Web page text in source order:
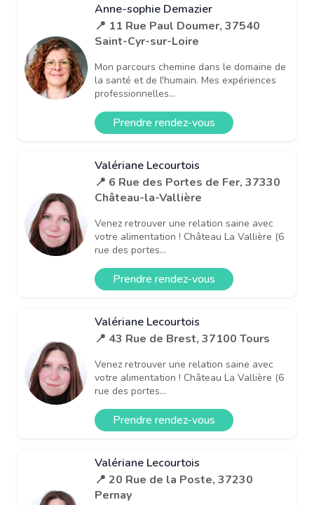
Anne-sophie Demazier
📍 11 Rue Paul Doumer, 37540
Saint-Cyr-sur-Loire
Mon parcours chemine dans le domaine de
la santé et de l'humain. Mes expériences
professionnelles...
Prendre rendez-vous
Valériane Lecourtois
📍 6 Rue des Portes de Fer, 37330
Château-la-Vallière
Venez retrouver une relation saine avec
votre alimentation ! Château La Vallière (6
rue des portes...
Prendre rendez-vous
Valériane Lecourtois
📍 43 Rue de Brest, 37100 Tours
Venez retrouver une relation saine avec
votre alimentation ! Château La Vallière (6
rue des portes...
Prendre rendez-vous
Valériane Lecourtois
📍 20 Rue de la Poste, 37230
Pernay